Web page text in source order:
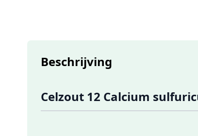
Beschrijving
Celzout 12 Calcium